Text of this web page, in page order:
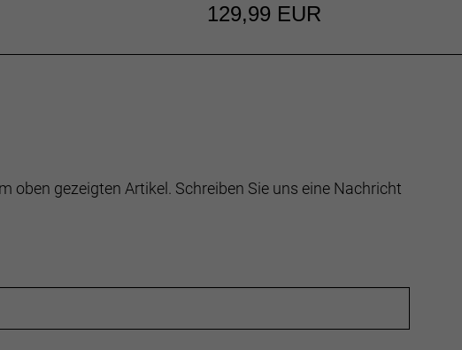
129,99 EUR
oben gezeigten Artikel. Schreiben Sie uns eine Nachricht